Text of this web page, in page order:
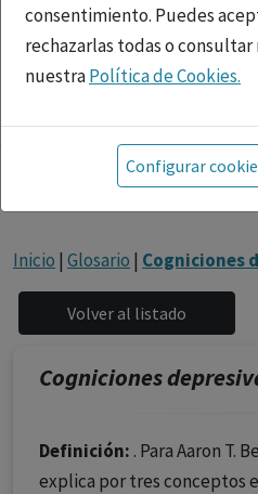
consentimiento. Puedes
rechazarlas todas o
nuestraPolítica de Cookies.
Toda la información incluida
referida a productos del
tanto, dirigida a
facultados para prescribir o
fármacos se facilita a título
siendo responsabilidad de
facultados prescribir
caso concreto, el tratamiento
necesidades del paciente.
Configurar
Inicio | Glosario | Cogniciones
Cogniciones
Definición: . Para Aaron T.
explica por tres conceptos